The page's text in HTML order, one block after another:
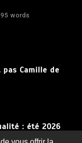
words
pas Camille de
: été 2026